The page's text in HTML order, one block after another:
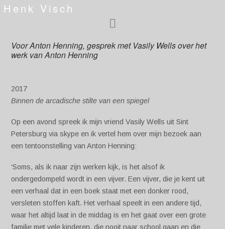
Henk Visch
Voor Anton Henning, gesprek met Vasily Wells over het
werk van Anton Henning
2017
Binnen de arcadische stilte van een spiegel
Op een avond spreek ik mijn vriend Vasily Wells uit Sint
Petersburg via skype en ik vertel hem over mijn bezoek aan
een tentoonstelling van Anton Henning:
‘Soms, als ik naar zijn werken kijk, is het alsof ik
ondergedompeld wordt in een vijver. Een vijver, die je kent uit
een verhaal dat in een boek staat met een donker rood,
versleten stoffen kaft. Het verhaal speelt in een andere tijd,
waar het altijd laat in de middag is en het gaat over een grote
familie met vele kinderen, die nooit naar school gaan en die